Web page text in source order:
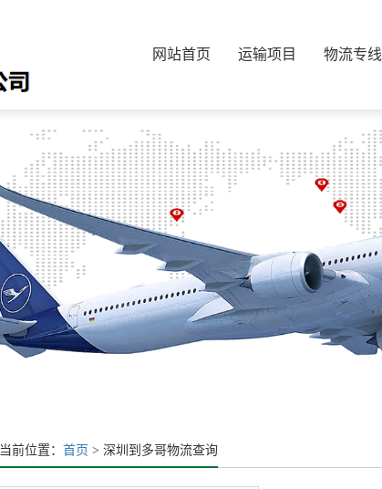
网站首页 运输项目 物流专线
当前位置：首页 > 深圳到多哥物流查询